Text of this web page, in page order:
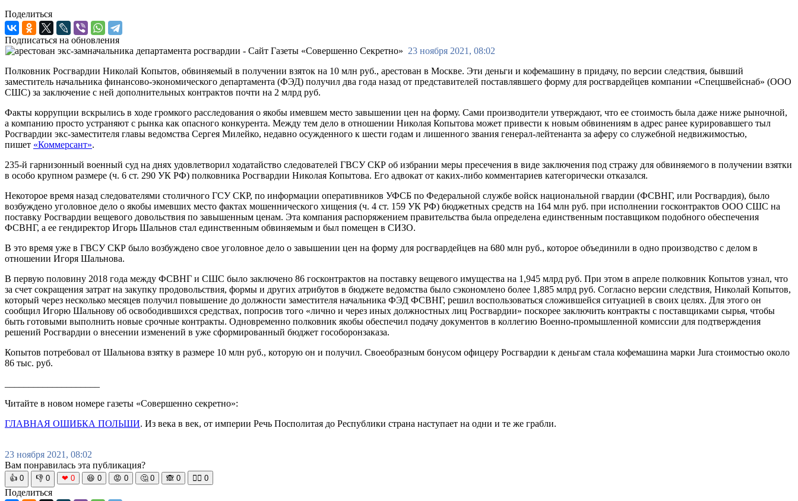
Поделиться
Подписаться на обновления
23 ноября 2021, 08:02
Полковник Росгвардии Николай Копытов, обвиняемый в получении взяток на 10 млн руб., арестован в Москве. Эти деньги и кофемашину в придачу, по версии следствия, бывший
заместитель начальника финансово-экономического департамента (ФЭД) получил два года назад от представителей поставлявшего форму для росгвардейцев компании «Спецшвейснаб» (ООО
СШС) за заключение с ней дополнительных контрактов почти на 2 млрд руб.
Факты коррупции вскрылись в ходе громкого расследования о якобы имевшем место завышении цен на форму. Сами производители утверждают, что ее стоимость была даже ниже рыночной,
а компанию просто устраняют с рынка как опасного конкурента. Между тем дело в отношении Николая Копытова может привести к новым обвинениям в адрес ранее курировавшего тыл
Росгвардии экс-заместителя главы ведомства Сергея Милейко, недавно осужденного к шести годам и лишенного звания генерал-лейтенанта за аферу со служебной недвижимостью,
пишет «Коммерсант».
235-й гарнизонный военный суд на днях удовлетворил ходатайство следователей ГВСУ СКР об избрании меры пресечения в виде заключения под стражу для обвиняемого в получении взятки
в особо крупном размере (ч. 6 ст. 290 УК РФ) полковника Росгвардии Николая Копытова. Его адвокат от каких-либо комментариев категорически отказался.
Некоторое время назад следователями столичного ГСУ СКР, по информации оперативников УФСБ по Федеральной службе войск национальной гвардии (ФСВНГ, или Росгвардия), было
возбуждено уголовное дело о якобы имевших место фактах мошеннического хищения (ч. 4 ст. 159 УК РФ) бюджетных средств на 164 млн руб. при исполнении госконтрактов ООО СШС на
поставку Росгвардии вещевого довольствия по завышенным ценам. Эта компания распоряжением правительства была определена единственным поставщиком подобного обеспечения
ФСВНГ, а ее гендиректор Игорь Шальнов стал единственным обвиняемым и был помещен в СИЗО.
В это время уже в ГВСУ СКР было возбуждено свое уголовное дело о завышении цен на форму для росгвардейцев на 680 млн руб., которое объединили в одно производство с делом в
отношении Игоря Шальнова.
В первую половину 2018 года между ФСВНГ и СШС было заключено 86 госконтрактов на поставку вещевого имущества на 1,945 млрд руб. При этом в апреле полковник Копытов узнал, что
за счет сокращения затрат на закупку продовольствия, формы и других атрибутов в бюджете ведомства было сэкономлено более 1,885 млрд руб. Согласно версии следствия, Николай Копытов,
который через несколько месяцев получил повышение до должности заместителя начальника ФЭД ФСВНГ, решил воспользоваться сложившейся ситуацией в своих целях. Для этого он
сообщил Игорю Шальнову об освободившихся средствах, попросив того «лично и через иных должностных лиц Росгвардии» поскорее заключить контракты с поставщиками сырья, чтобы
быть готовыми выполнить новые срочные контракты. Одновременно полковник якобы обеспечил подачу документов в коллегию Военно-промышленной комиссии для подтверждения
решений Росгвардии о внесении изменений в уже сформированный бюджет гособоронзаказа.
Копытов потребовал от Шальнова взятку в размере 10 млн руб., которую он и получил. Своеобразным бонусом офицеру Росгвардии к деньгам стала кофемашина марки Jura стоимостью около
86 тыс. руб.
Читайте в новом номере газеты «Совершенно секретно»:
ГЛАВНАЯ ОШИБКА ПОЛЬШИ. Из века в век, от империи Речь Посполитая до Республики страна наступает на одни и те же грабли.
23 ноября 2021, 08:02
Вам понравилась эта публикация?
👍 0 👎 0 ❤ 0 😆 0 😡 0 🤔 0 🙈 0 🧘‍♀️ 0
Поделиться